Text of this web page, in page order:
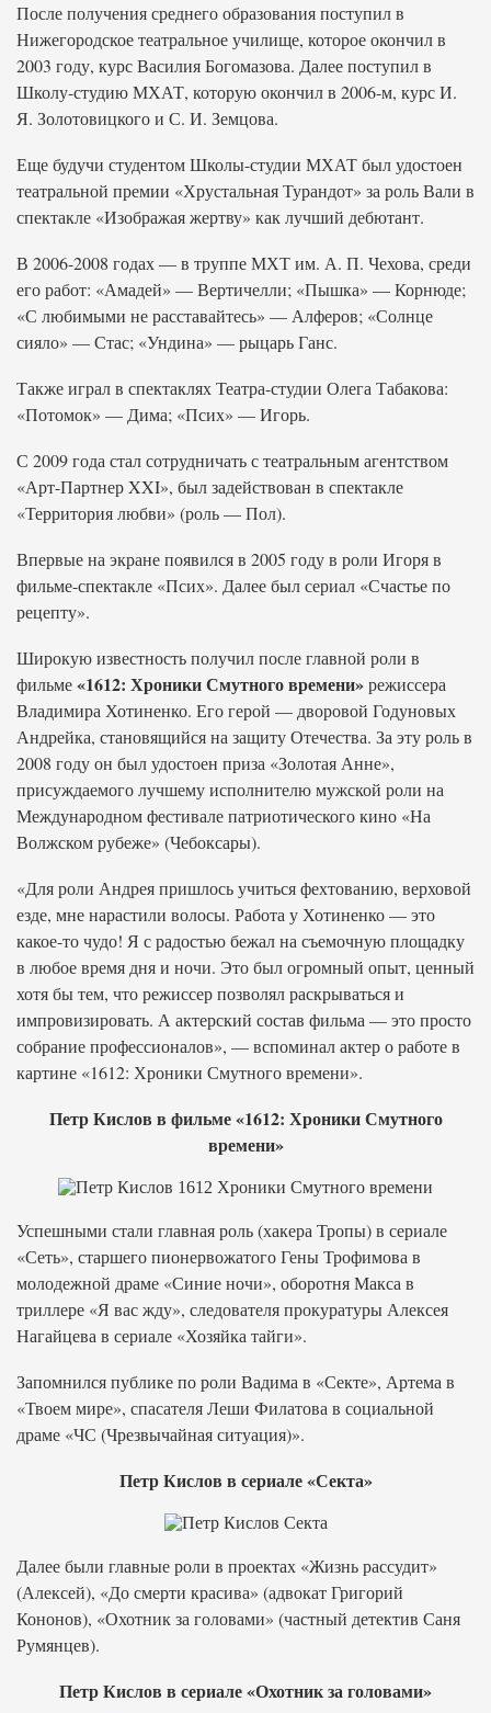
После получения среднего образования поступил в
Нижегородское театральное училище, которое окончил в
2003 году, курс Василия Богомазова. Далее поступил в
Школу-студию МХАТ, которую окончил в 2006-м, курс И.
Я. Золотовицкого и С. И. Земцова.
Еще будучи студентом Школы-студии МХАТ был удостоен
театральной премии «Хрустальная Турандот» за роль Вали в
спектакле «Изображая жертву» как лучший дебютант.
В 2006-2008 годах — в труппе МХТ им. А. П. Чехова, среди
его работ: «Амадей» — Вертичелли; «Пышка» — Корнюде;
«С любимыми не расставайтесь» — Алферов; «Солнце
сияло» — Стас; «Ундина» — рыцарь Ганс.
Также играл в спектаклях Театра-студии Олега Табакова:
«Потомок» — Дима; «Псих» — Игорь.
С 2009 года стал сотрудничать с театральным агентством
«Арт-Партнер XXI», был задействован в спектакле
«Территория любви» (роль — Пол).
Впервые на экране появился в 2005 году в роли Игоря в
фильме-спектакле «Псих». Далее был сериал «Счастье по
рецепту».
Широкую известность получил после главной роли в
фильме«1612: Хроники Смутного времени»режиссера
Владимира Хотиненко. Его герой — дворовой Годуновых
Андрейка, становящийся на защиту Отечества. За эту роль в
2008 году он был удостоен приза «Золотая Анне»,
присуждаемого лучшему исполнителю мужской роли на
Международном фестивале патриотического кино «На
Волжском рубеже» (Чебоксары).
«Для роли Андрея пришлось учиться фехтованию, верховой
езде, мне нарастили волосы. Работа у Хотиненко — это
какое-то чудо! Я с радостью бежал на съемочную площадку
в любое время дня и ночи. Это был огромный опыт, ценный
хотя бы тем, что режиссер позволял раскрываться и
импровизировать. А актерский состав фильма — это просто
собрание профессионалов», — вспоминал актер о работе в
картине «1612: Хроники Смутного времени».
Петр Кислов в фильме «1612: Хроники Смутного
времени»
Успешными стали главная роль (хакера Тропы) в сериале
«Сеть», старшего пионервожатого Гены Трофимова в
молодежной драме «Синие ночи», оборотня Макса в
триллере «Я вас жду», следователя прокуратуры Алексея
Нагайцева в сериале «Хозяйка тайги».
Запомнился публике по роли Вадима в «Секте», Артема в
«Твоем мире», спасателя Леши Филатова в социальной
драме «ЧС (Чрезвычайная ситуация)».
Петр Кислов в сериале «Секта»
Далее были главные роли в проектах «Жизнь рассудит»
(Алексей), «До смерти красива» (адвокат Григорий
Кононов), «Охотник за головами» (частный детектив Саня
Румянцев).
Петр Кислов в сериале «Охотник за головами»